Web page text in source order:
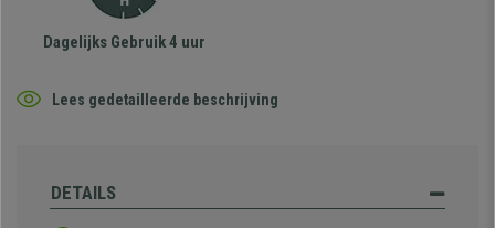
Dagelijks Gebruik 4 uur
Lees gedetailleerde beschrijving
DETAILS